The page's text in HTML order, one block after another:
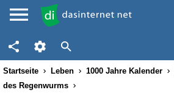
Startseite Leben 1000 Jahre Kalender
des Regenwurms